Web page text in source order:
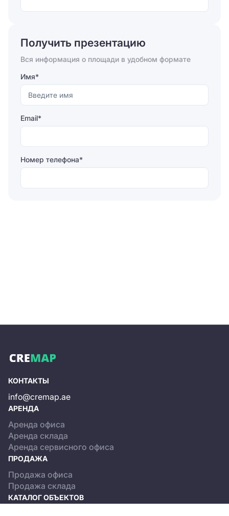
Отправить
Получить презентацию
Вся информация о площади в удобном формате
Имя*
Email*
Номер телефона*
КОНТАКТЫ
info@cremap.ae
АРЕНДА
Аренда офиса
Аренда склада
Аренда сервисного офиса
ПРОДАЖА
Продажа офиса
Продажа склада
КАТАЛОГ ОБЪЕКТОВ